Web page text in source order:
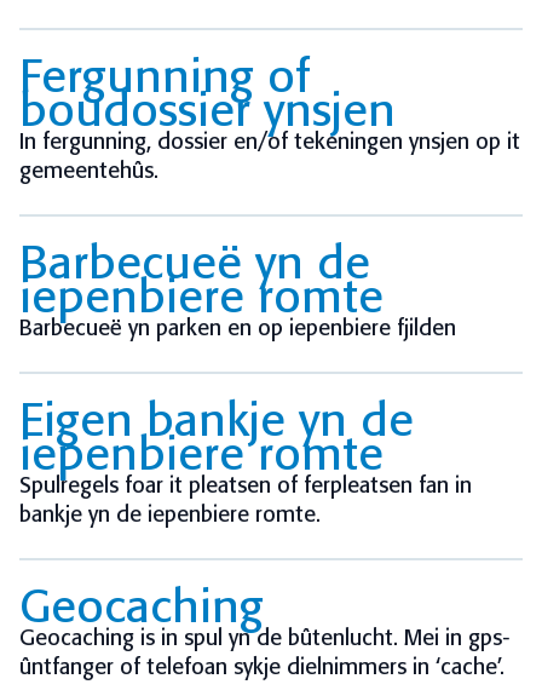
Fergunning of
boudossier ynsjen
In fergunning, dossier en/of tekeningen ynsjen op it
gemeentehûs.
Barbecueë yn de
iepenbiere romte
Barbecueë yn parken en op iepenbiere fjilden
Eigen bankje yn de
iepenbiere romte
Spulregels foar it pleatsen of ferpleatsen fan in
bankje yn de iepenbiere romte.
Geocaching
Geocaching is in spul yn de bûtenlucht. Mei in gps-
ûntfanger of telefoan sykje dielnimmers in ‘cache’.